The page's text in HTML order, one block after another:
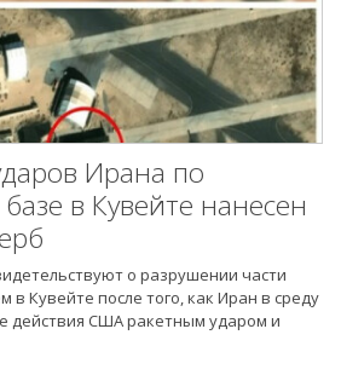
Ирана по
в Кувейте нанесен
о разрушении части
в Кувейте после того, как Иран в среду
действия США ракетным ударом и